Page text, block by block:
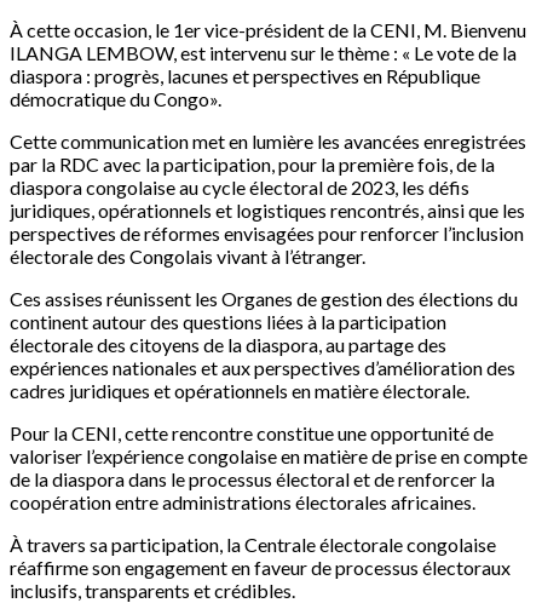
À cette occasion, le 1er vice-président de la CENI, M. Bienvenu
ILANGA LEMBOW, est intervenu sur le thème : « Le vote de la
diaspora : progrès, lacunes et perspectives en République
démocratique du Congo».
Cette communication met en lumière les avancées enregistrées
par la RDC avec la participation, pour la première fois, de la
diaspora congolaise au cycle électoral de 2023, les défis
juridiques, opérationnels et logistiques rencontrés, ainsi que les
perspectives de réformes envisagées pour renforcer l’inclusion
électorale des Congolais vivant à l’étranger.
Ces assises réunissent les Organes de gestion des élections du
continent autour des questions liées à la participation
électorale des citoyens de la diaspora, au partage des
expériences nationales et aux perspectives d’amélioration des
cadres juridiques et opérationnels en matière électorale.
Pour la CENI, cette rencontre constitue une opportunité de
valoriser l’expérience congolaise en matière de prise en compte
de la diaspora dans le processus électoral et de renforcer la
coopération entre administrations électorales africaines.
À travers sa participation, la Centrale électorale congolaise
réaffirme son engagement en faveur de processus électoraux
inclusifs, transparents et crédibles.